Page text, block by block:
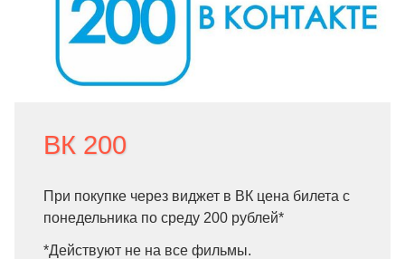
ВК 200
При покупке через виджет в ВК цена билета с
понедельника по среду 200 рублей*
*Действуют не на все фильмы.